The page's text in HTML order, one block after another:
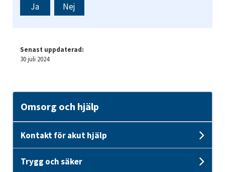
Ja Nej
Senast uppdaterad:
30 juli 2024
Omsorg och hjälp
Kontakt för akut hjälp
Trygg och säker